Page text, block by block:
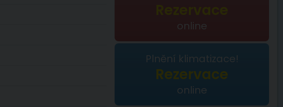
online
Plnění klimatizace!
Rezervace
online